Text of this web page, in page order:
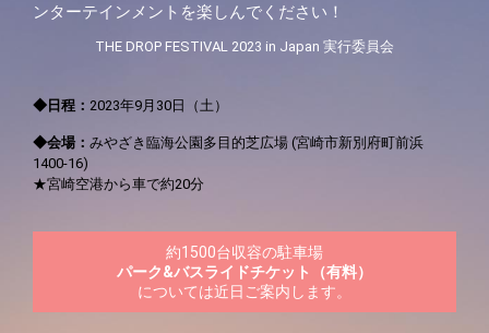
ンターテインメントを楽しんでください！
THE DROP FESTIVAL 2023 in Japan 実行委員会
◆日程： 2023年9月30日（土）
◆会場： みやざき臨海公園多目的芝広場 (宮崎市新別府町前浜
1400-16)
★宮崎空港から車で約20分
約1500台収容の駐車場
パーク&バスライドチケット（有料）
については近日ご案内します。